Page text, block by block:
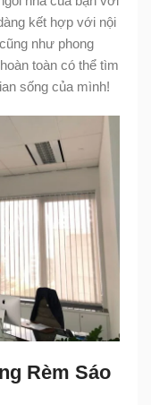
kết hợp với nội
như phong
toàn có thể tìm
sống của mình!
Rèm Sáo